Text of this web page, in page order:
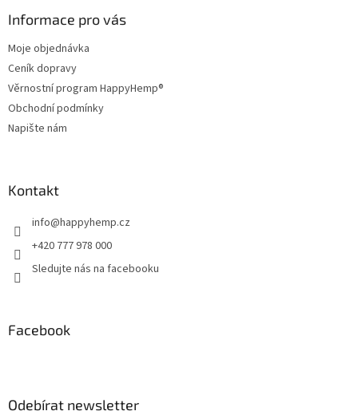
Informace pro vás
Moje objednávka
Ceník dopravy
Věrnostní program HappyHemp®
Obchodní podmínky
Napište nám
Kontakt
info@happyhemp.cz
+420 777 978 000
Sledujte nás na facebooku
Facebook
Odebírat newsletter